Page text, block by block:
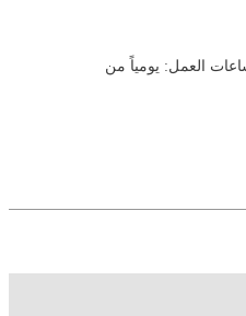
مصر. ساعات العمل: يومياً من